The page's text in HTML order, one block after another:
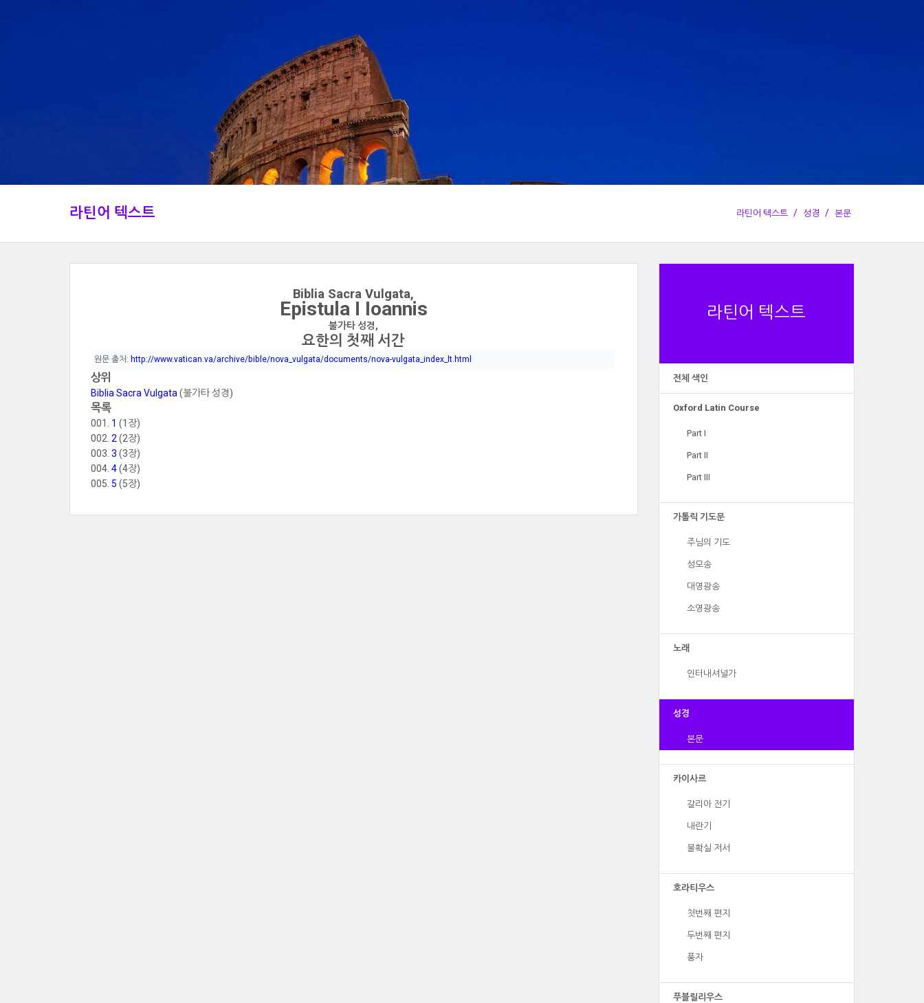
라틴어 텍스트 라틴어 텍스트 성경 본문
라틴어 텍스트
전체 색인
Oxford Latin Course
Part I
Part II
Part III
가톨릭 기도문
주님의 기도
성모송
대영광송
소영광송
노래
인터내셔널가
성경
본문
카이사르
갈리아 전기
내란기
불확실 저서
호라티우스
첫번째 편지
두번째 편지
풍자
푸블릴리우스
Biblia Sacra Vulgata,
Epistula I Ioannis
불가타 성경,
요한의 첫째 서간
원문 출처: http://www.vatican.va/archive/bible/nova_vulgata/documents/nova-vulgata_index_lt.html
상위
Biblia Sacra Vulgata (불가타 성경)
목록
001. 1 (1장)
002. 2 (2장)
003. 3 (3장)
004. 4(4장)
005. 5 (5장)